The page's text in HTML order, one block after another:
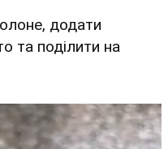
додати
та поділити на